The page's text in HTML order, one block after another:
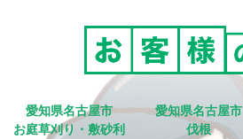
愛知県名古屋市
お庭草刈り・敷砂利
愛知県名古屋市
伐根